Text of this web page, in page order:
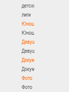
детской
лиги
Юноши
Юноши
Девушки
Девушки
Документы
Документы
Фото
Фото